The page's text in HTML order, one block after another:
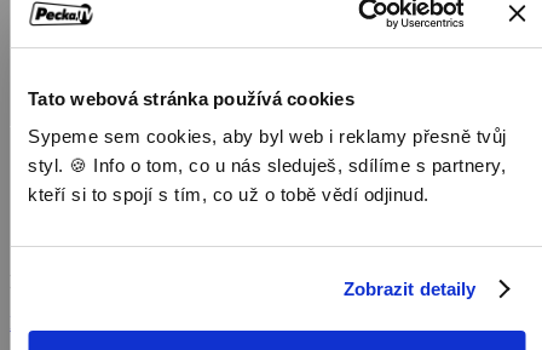
Tato webová stránka používá cookies
Sypeme sem cookies, aby byl web i reklamy přesně tvůj
styl. 🍪 Info o tom, co u nás sleduješ, sdílíme s partnery,
kteří si to spojí s tím, co už o tobě vědí odjinud.
Zobrazit detaily
Domů
/
/
/
Záchrana floridských pum